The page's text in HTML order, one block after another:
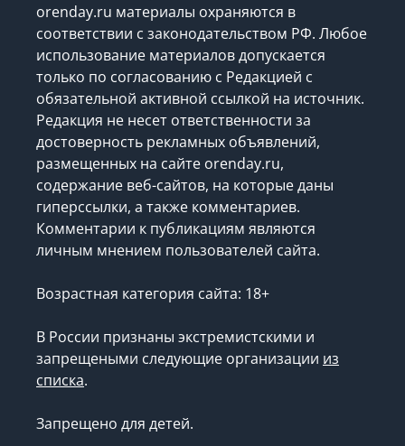
orenday.ru материалы охраняются в
соответствии с законодательством РФ. Любое
использование материалов допускается
только по согласованию с Редакцией с
обязательной активной ссылкой на источник.
Редакция не несет ответственности за
достоверность рекламных объявлений,
размещенных на сайте orenday.ru,
содержание веб-сайтов, на которые даны
гиперссылки, а также комментариев.
Комментарии к публикациям являются
личным мнением пользователей сайта.
Возрастная категория сайта: 18+
В России признаны экстремистскими и
запрещеными следующие организации из
списка.
Запрещено для детей.